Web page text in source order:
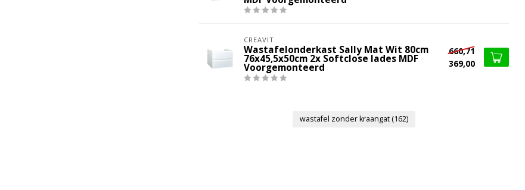
CREAVIT
Wastafelonderkast Sally Mat Wit 80cm
76x45,5x50cm 2x Softclose lades MDF
Voorgemonteerd
660,71
369,00
wastafel zonder kraangat(162)